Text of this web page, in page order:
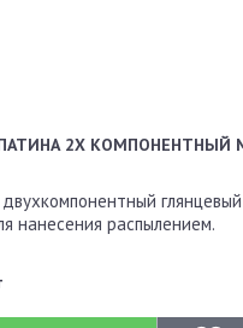
ПАТИНА 2Х КОМПОНЕНТНЫЙ
нанесения распылением.